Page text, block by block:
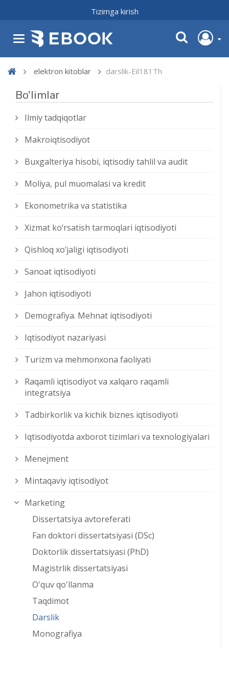
Tizimga kirish
elektron kitoblar darslik-Eil181Th
Bo'limlar
Ilmiy tadqiqotlar
Makroiqtisodiyot
Buxgalteriya hisobi, iqtisodiy tahlil va audit
Moliya, pul muomalasi va kredit
Ekonometrika va statistika
Xizmat kо‘rsatish tarmoqlari iqtisodiyoti
Qishloq xо‘jaligi iqtisodiyoti
Sanoat iqtisodiyoti
Jahon iqtisodiyoti
Demografiya. Mehnat iqtisodiyoti
Iqtisodiyot nazariyasi
Turizm va mehmonxona faoliyati
Raqamli iqtisodiyot va xalqaro raqamli
integratsiya
Tadbirkorlik va kichik biznes iqtisodiyoti
Iqtisodiyotda axborot tizimlari va texnologiyalari
Menejment
Mintaqaviy iqtisodiyot
Marketing
Dissertatsiya avtoreferati
Fan doktori dissertatsiyasi (DSc)
Doktorlik dissertatsiyasi (PhD)
Magistrlik dissertatsiyasi
O'quv qo'llanma
Taqdimot
Darslik
Monografiya